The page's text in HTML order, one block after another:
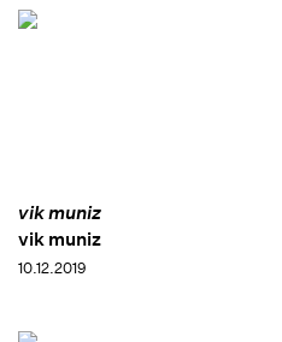
vik muniz
vik muniz
10.12.2019